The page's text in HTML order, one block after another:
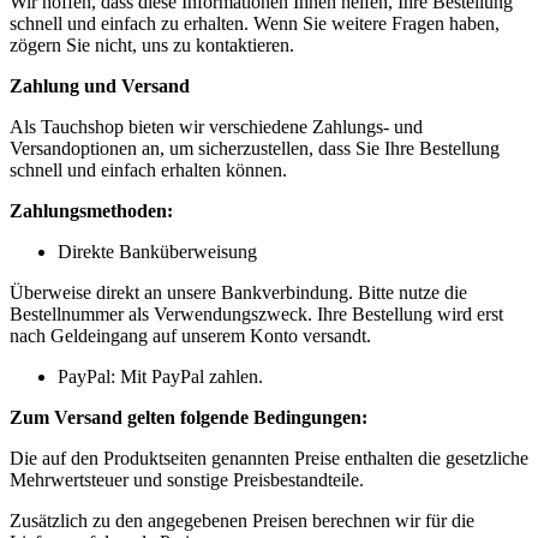
schnell und einfach zu erhalten. Wenn Sie weitere Fragen haben,
zögern Sie nicht, uns zu kontaktieren.
Zahlung und Versand
Als Tauchshop bieten wir verschiedene Zahlungs- und
Versandoptionen an, um sicherzustellen, dass Sie Ihre Bestellung
schnell und einfach erhalten können.
Zahlungsmethoden:
Direkte Banküberweisung
Überweise direkt an unsere Bankverbindung. Bitte nutze die
Bestellnummer als Verwendungszweck. Ihre Bestellung wird erst
nach Geldeingang auf unserem Konto versandt.
PayPal: Mit PayPal zahlen.
Zum Versand gelten folgende Bedingungen:
Die auf den Produktseiten genannten Preise enthalten die gesetzliche
Mehrwertsteuer und sonstige Preisbestandteile.
Zusätzlich zu den angegebenen Preisen berechnen wir für die